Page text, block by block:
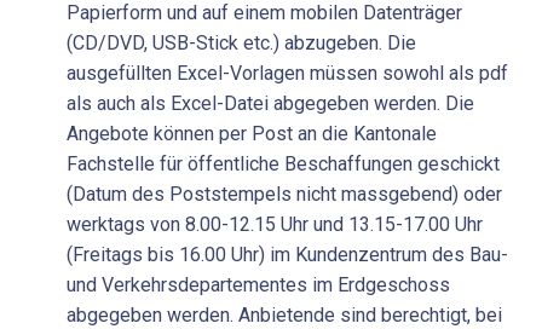
Papierform und auf einem mobilen Datenträger
(CD/DVD, USB-Stick etc.) abzugeben. Die
ausgefüllten Excel-Vorlagen müssen sowohl als pdf
als auch als Excel-Datei abgegeben werden. Die
Angebote können per Post an die Kantonale
Fachstelle für öffentliche Beschaffungen geschickt
(Datum des Poststempels nicht massgebend) oder
werktags von 8.00-12.15 Uhr und 13.15-17.00 Uhr
(Freitags bis 16.00 Uhr) im Kundenzentrum des Bau-
und Verkehrsdepartementes im Erdgeschoss
abgegeben werden. Anbietende sind berechtigt, bei